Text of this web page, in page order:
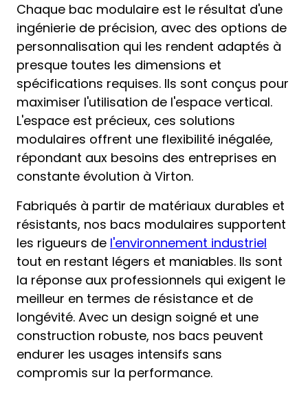
Chaque bac modulaire est le résultat d'une
ingénierie de précision, avec des options de
personnalisation qui les rendent adaptés à
presque toutes les dimensions et
spécifications requises. Ils sont conçus pour
maximiser l'utilisation de l'espace vertical.
L'espace est précieux, ces solutions
modulaires offrent une flexibilité inégalée,
répondant aux besoins des entreprises en
constante évolution à Virton.
Fabriqués à partir de matériaux durables et
résistants, nos bacs modulaires supportent
les rigueurs de l'environnement industriel
tout en restant légers et maniables. Ils sont
la réponse aux professionnels qui exigent le
meilleur en termes de résistance et de
longévité. Avec un design soigné et une
construction robuste, nos bacs peuvent
endurer les usages intensifs sans
compromis sur la performance.